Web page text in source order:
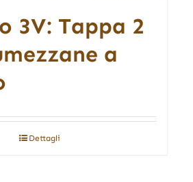
3V: Tappa 2
a
Dettagli